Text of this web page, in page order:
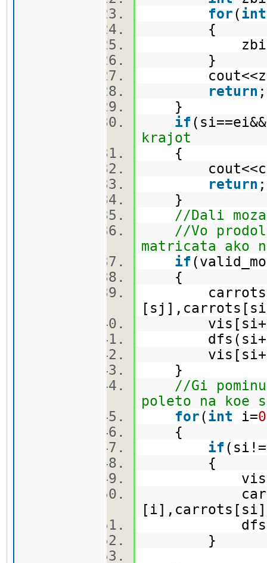
for(int
{
}
return
}
if
krajot
{
return
}
//Dali
//Vo
matricata ako
if
{
vis[si+
dfs(si+
vis[si+
}
//Gi
poleto na koe
for(int i=0
{
if
{
}